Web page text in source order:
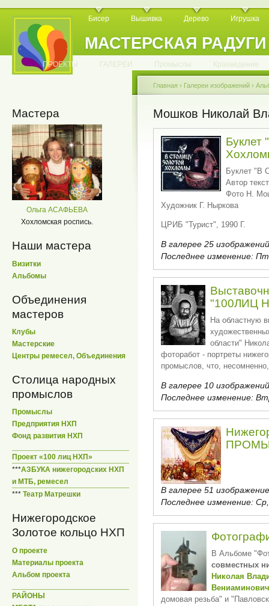
МАСТЕРСКАЯ РАДУГИ
Бисер Вышивка Дерево Игрушка
. . . . . . . . . . .
. ПРОЕКТЫ ГАЛЕРЕИ Промыслы Краеведение
Мастера
Ольга АСАФЬЕВА
Хохломская роспись.
Наши мастера
Визитки
Альбомы
Объединения
мастеров
Клубы
Мастерские
Центры ремесел, Объединения
Столица народных
промыслов
Промыслы
Предприятия НХП
Фонд развития НХП
Проект «100 лиц НХП»
***АЗБУКА нижегородских НХП
и МТБ, ремесел
*** Театр Матрешки
Нижегородское
Золотое кольцо НХП
О проекте
Материалы проекта
Альбом проекта
РАЙОНЫ
Главная › Галереи изображений ›
Мошков Николай
Буклет
Буклет "В
Автор
Фото Н.
Художник Г. Ныркова
ЦРИБ "Турист", 1990 Г.
В галерее 25
Последнее изменение:
"100ЛИЦ
На областную
области"
фоторабот - портреты
промыслов, что,
В галерее 10
Последнее изменение:
В галерее 51
Последнее изменение:
В Альбоме
совместных
Николая
домовая резьба" и